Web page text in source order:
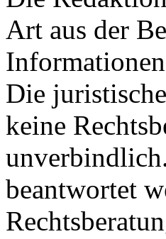
Art aus der
Die
keine
beantwortet